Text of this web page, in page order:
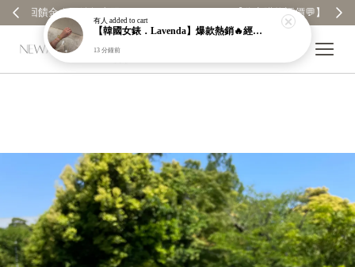
有人 added to cart
【韓國女錶．Lavenda】爆款熱銷🔥經典之作老錢風編織紋理奢華金錶【nk64】
13 分鐘前